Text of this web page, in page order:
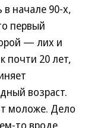
начале 90-х,
первый
— лих и
почти 20 лет,
возраст.
моложе. Дело
то вроде